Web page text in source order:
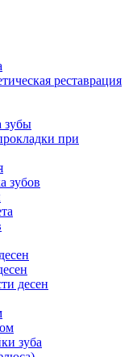
реставрация
зубы
при
зубов
десен
зуба